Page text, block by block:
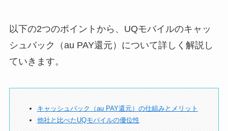
以下の2つのポイントから、UQモバイルのキャッ
シュバック（au PAY還元）について詳しく解説し
ていきます。
キャッシュバック（au PAY還元）の仕組みとメリット
他社と比べたUQモバイルの優位性